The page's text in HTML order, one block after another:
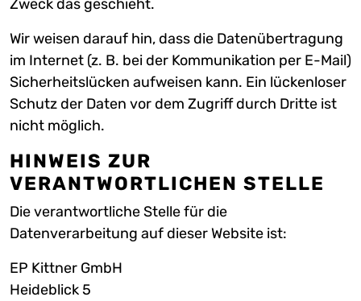
Zweck das geschieht.
Wir weisen darauf hin, dass die Datenübertragung
im Internet (z. B. bei der Kommunikation per E-Mail)
Sicherheitslücken aufweisen kann. Ein lückenloser
Schutz der Daten vor dem Zugriff durch Dritte ist
nicht möglich.
HINWEIS ZUR
VERANTWORTLICHEN STELLE
Die verantwortliche Stelle für die
Datenverarbeitung auf dieser Website ist:
EP Kittner GmbH
Heideblick 5